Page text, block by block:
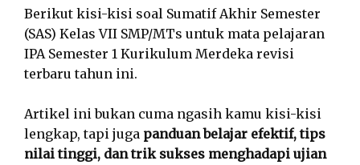
Berikut kisi-kisi soal Sumatif Akhir Semester
(SAS) Kelas VII SMP/MTs untuk mata pelajaran
IPA Semester 1 Kurikulum Merdeka revisi
terbaru tahun ini.
Artikel ini bukan cuma ngasih kamu kisi-kisi
lengkap, tapi juga panduan belajar efektif, tips
nilai tinggi, dan trik sukses menghadapi ujian